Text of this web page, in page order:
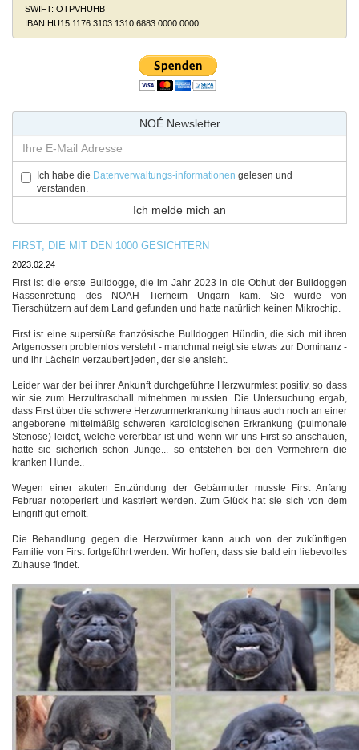
SWIFT: OTPVHUHB
IBAN HU15 1176 3103 1310 6883 0000 0000
NOÉ Newsletter
Ich habe die Datenverwaltungs-informationen gelesen und
verstanden.
FIRST, DIE MIT DEN 1000 GESICHTERN
2023.02.24
First ist die erste Bulldogge, die im Jahr 2023 in die Obhut der Bulldoggen
Rassenrettung des NOAH Tierheim Ungarn kam. Sie wurde von
Tierschützern auf dem Land gefunden und hatte natürlich keinen Mikrochip.
First ist eine supersüße französische Bulldoggen Hündin, die sich mit ihren
Artgenossen problemlos versteht - manchmal neigt sie etwas zur Dominanz -
und ihr Lächeln verzaubert jeden, der sie ansieht.
Leider war der bei ihrer Ankunft durchgeführte Herzwurmtest positiv, so dass
wir sie zum Herzultraschall mitnehmen mussten. Die Untersuchung ergab,
dass First über die schwere Herzwurmerkrankung hinaus auch noch an einer
angeborene mittelmäßig schweren kardiologischen Erkrankung (pulmonale
Stenose) leidet, welche vererbbar ist und wenn wir uns First so anschauen,
hatte sie sicherlich schon Junge... so entstehen bei den Vermehrern die
kranken Hunde..
Wegen einer akuten Entzündung der Gebärmutter musste First Anfang
Februar notoperiert und kastriert werden. Zum Glück hat sie sich von dem
Eingriff gut erholt.
Die Behandlung gegen die Herzwürmer kann auch von der zukünftigen
Familie von First fortgeführt werden. Wir hoffen, dass sie bald ein liebevolles
Zuhause findet.